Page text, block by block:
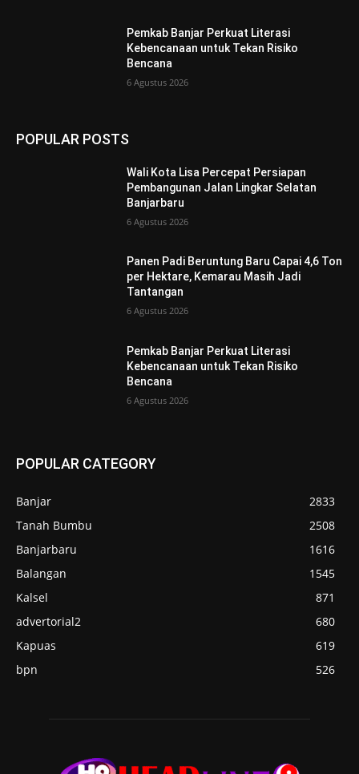
Pemkab Banjar Perkuat Literasi
Kebencanaan untuk Tekan Risiko
Bencana
6 Agustus 2026
POPULAR POSTS
Wali Kota Lisa Percepat Persiapan
Pembangunan Jalan Lingkar Selatan
Banjarbaru
6 Agustus 2026
Panen Padi Beruntung Baru Capai 4,6 Ton
per Hektare, Kemarau Masih Jadi
Tantangan
6 Agustus 2026
Pemkab Banjar Perkuat Literasi
Kebencanaan untuk Tekan Risiko
Bencana
6 Agustus 2026
POPULAR CATEGORY
Banjar
2833
Tanah Bumbu
2508
Banjarbaru
1616
Balangan
1545
Kalsel
871
advertorial2
680
Kapuas
619
bpn
526